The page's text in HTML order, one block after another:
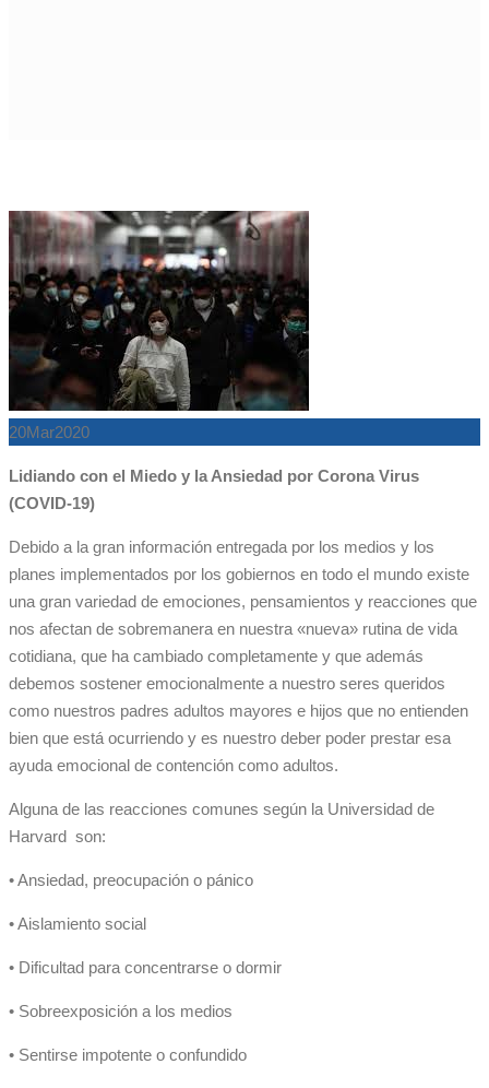
20Mar2020
Lidiando con el Miedo y la Ansiedad por Corona Virus
(COVID-19)
Debido a la gran información entregada por los medios y los
planes implementados por los gobiernos en todo el mundo existe
una gran variedad de emociones, pensamientos y reacciones que
nos afectan de sobremanera en nuestra «nueva» rutina de vida
cotidiana, que ha cambiado completamente y que además
debemos sostener emocionalmente a nuestro seres queridos
como nuestros padres adultos mayores e hijos que no entienden
bien que está ocurriendo y es nuestro deber poder prestar esa
ayuda emocional de contención como adultos.
Alguna de las reacciones comunes según la Universidad de
Harvard son:
• Ansiedad, preocupación o pánico
• Aislamiento social
• Dificultad para concentrarse o dormir
• Sobreexposición a los medios
• Sentirse impotente o confundido